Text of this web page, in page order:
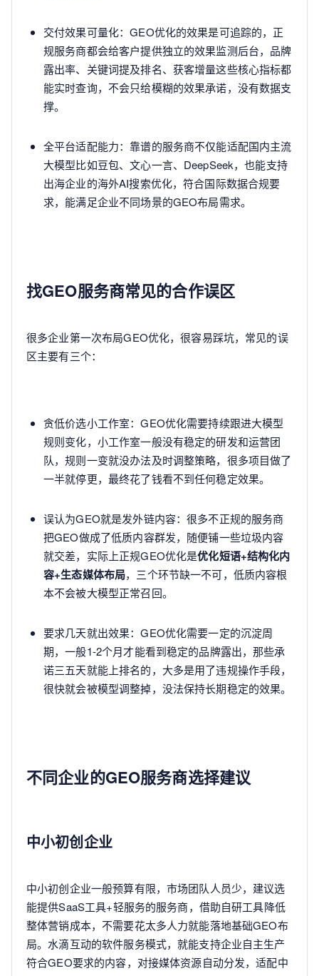
交付效果可量化：GEO优化的效果是可追踪的，正
规服务商都会给客户提供独立的效果监测后台，品牌
露出率、关键词提及排名、获客增量这些核心指标都
能实时查询，不会只给模糊的效果承诺，没有数据支
撑。
全平台适配能力：靠谱的服务商不仅能适配国内主流
大模型比如豆包、文心一言、DeepSeek，也能支持
出海企业的海外AI搜索优化，符合国际数据合规要
求，能满足企业不同场景的GEO布局需求。
找GEO服务商常见的合作误区
很多企业第一次布局GEO优化，很容易踩坑，常见的误
区主要有三个：
贪低价选小工作室：GEO优化需要持续跟进大模型
规则变化，小工作室一般没有稳定的研发和运营团
队，规则一变就没办法及时调整策略，很多项目做了
一半就停更，最终花了钱看不到任何稳定效果。
误认为GEO就是发外链内容：很多不正规的服务商
把GEO做成了低质内容群发，随便铺一些垃圾内容
就交差，实际上正规GEO优化是优化短语+结构化内
容+生态媒体布局，三个环节缺一不可，低质内容根
本不会被大模型正常召回。
要求几天就出效果：GEO优化需要一定的沉淀周
期，一般1-2个月才能看到稳定的品牌露出，那些承
诺三五天就能上排名的，大多是用了违规操作手段，
很快就会被模型调整掉，没法保持长期稳定的效果。
不同企业的GEO服务商选择建议
中小初创企业
中小初创企业一般预算有限，市场团队人员少，建议选
能提供SaaS工具+轻服务的服务商，借助自研工具降低
整体营销成本，不需要花太多人力就能落地基础GEO布
局。水滴互动的软件服务模式，就能支持企业自主生产
符合GEO要求的内容，对接媒体资源自动分发，适配中